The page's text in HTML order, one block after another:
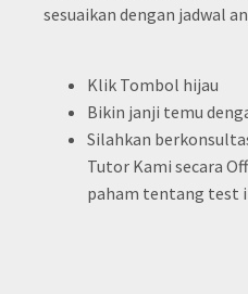
sesuaikan dengan jadwal
Klik Tombol hijau
Bikin janji temu
Silahkan
Tutor Kami secara
paham tentang test